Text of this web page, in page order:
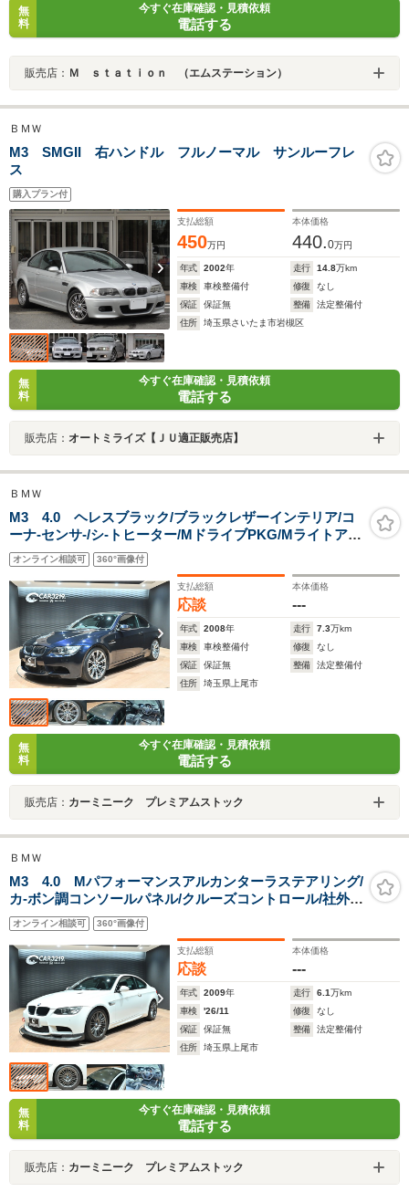
無
料
今すぐ在庫確認・見積依頼
電話する
販売店： Ｍ ｓｔａｔｉｏｎ （エムステーション）
ＢＭＷ
M3 SMGII 右ハンドル フルノーマル サンルーフレ
ス
購入プラン付
支払総額
450万円
本体価格
440.0万円
年式 2002年 走行 14.8万km
車検
車検整備付 修復
なし
保証
保証無 整備
法定整備付
住所
埼玉県さいたま市岩槻区
無
料
今すぐ在庫確認・見積依頼
電話する
販売店： オートミライズ【ＪＵ適正販売店】
ＢＭＷ
M3 4.0 ヘレスブラック/ブラックレザーインテリア/コ
ーナ-センサ-/シ-トヒーター/MドライブPKG/Mライトアロ
イホイ-ルスタイリング220M/コーナ-センサ-/ETC/純正ナ
ビゲーション/カーボンルーフ
オンライン相談可 360°画像付
支払総額
応談
本体価格
---
年式 2008年 走行 7.3万km
車検
車検整備付 修復
なし
保証
保証無 整備
法定整備付
住所
埼玉県上尾市
無
料
今すぐ在庫確認・見積依頼
電話する
販売店： カーミニーク プレミアムストック
ＢＭＷ
M3 4.0 Mパフォーマンスアルカンターラステアリング/
カ-ボン調コンソールパネル/クルーズコントロール/社外カ
ーボンリップスポイラー/純正18インチAW/Mマークアク
セルペダル/シ-トヒーター/パワーシート
オンライン相談可 360°画像付
支払総額
応談
本体価格
---
年式 2009年 走行 6.1万km
車検
'26/11 修復
なし
保証
保証無 整備
法定整備付
住所
埼玉県上尾市
無
料
今すぐ在庫確認・見積依頼
電話する
販売店： カーミニーク プレミアムストック